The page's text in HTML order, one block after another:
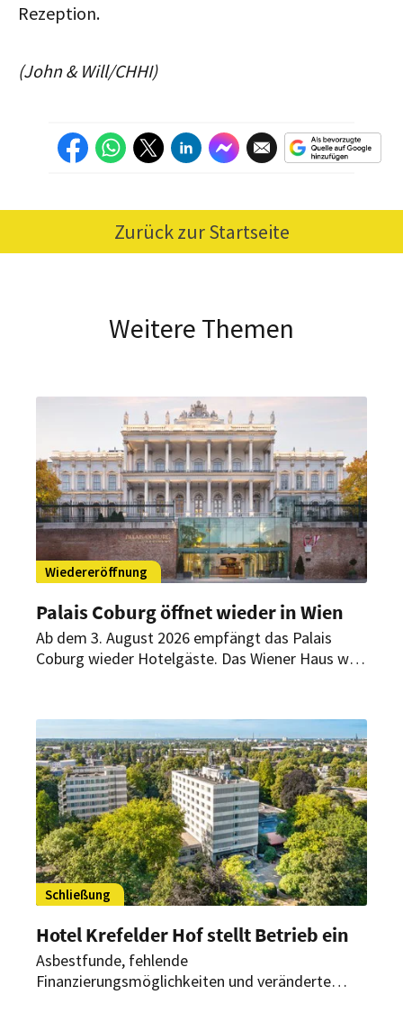
Rezeption.
(John & Will/CHHI)
Zurück zur Startseite
Weitere Themen
Wiedereröffnung
Palais Coburg öffnet wieder in Wien
Ab dem 3. August 2026 empfängt das Palais
Coburg wieder Hotelgäste. Das Wiener Haus wird
geführt.
Schließung
Hotel Krefelder Hof stellt Betrieb ein
Asbestfunde, fehlende
Finanzierungsmöglichkeiten und veränderte